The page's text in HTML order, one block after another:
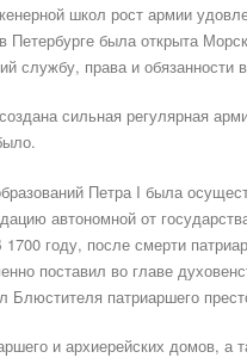
школ рост армии
Петербурге была открыта
службу, права и обязанности
сильная регулярная
Петра I была
автономной от
году, после смерти
поставил во главе
Блюстителя патриаршего
и архиерейских домов, а